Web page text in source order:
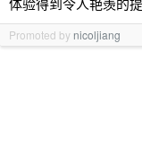
Promoted by nicoljiang